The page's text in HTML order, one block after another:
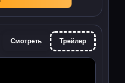
Смотреть Трейлер